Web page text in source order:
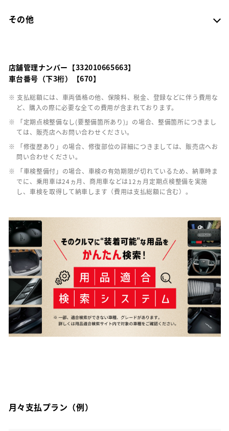
その他
店舗管理ナンバー【332010665663】
車台番号（下3桁）【670】
※ 支払総額には、車両価格の他、保険料、税金、登録などに伴う費用な
ど、購入の際に必要な全ての費用が含まれております。
※ 「定期点検整備なし(要整備箇所あり)」の場合、整備箇所につきまし
ては、販売店へお問い合わせください。
※ 「修復歴あり」の場合、修復部位の詳細につきましては、販売店へお
問い合わせください。
※ 「車検整備付」の場合、車検の有効期限が切れているため、納車時ま
でに、乗用車は24ヵ月、商用車などは12ヵ月定期点検整備を実施
し、車検を取得して納車します（費用は支払総額に含む）。
月々支払プラン（例）